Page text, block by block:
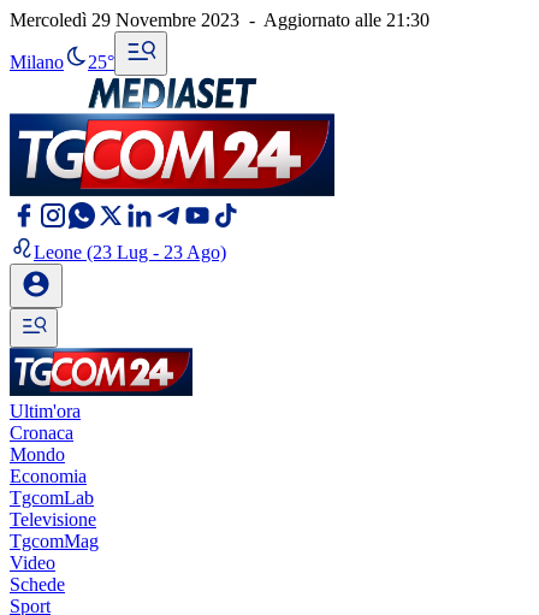
Mercoledì 29 Novembre 2023 - Aggiornato alle 21:30
Milano 25°
Leone (23 Lug - 23 Ago)
Ultim'ora
Cronaca
Mondo
Economia
TgcomLab
Televisione
TgcomMag
Video
Schede
Sport